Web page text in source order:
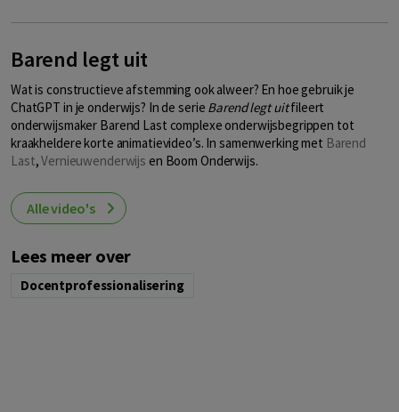
Barend legt uit
Wat is constructieve afstemming ook alweer? En hoe gebruik je
ChatGPT in je onderwijs? In de serie Barend legt uitfileert
onderwijsmaker Barend Last complexe onderwijsbegrippen tot
kraakheldere korte animatievideo’s. In samenwerking met Barend
Last,Vernieuwenderwijs en Boom Onderwijs.
Alle video's
Lees meer over
Docentprofessionalisering